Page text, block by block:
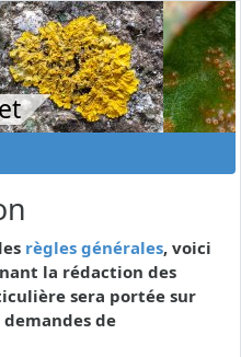
règles générales, voici
la rédaction des
sera portée sur
de